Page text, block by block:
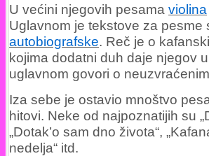
U većini njegovih pesama violina
Uglavnom je tekstove za
autobiografske. Reč je o
kojima dodatni duh daje njegov
uglavnom govori o
Iza sebe je ostavio mnoštvo
hitovi. Neke od najpoznatijih su
„Dotak’o sam dno života“,
nedelja“ itd.